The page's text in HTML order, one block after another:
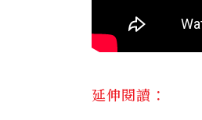
延伸閱讀：